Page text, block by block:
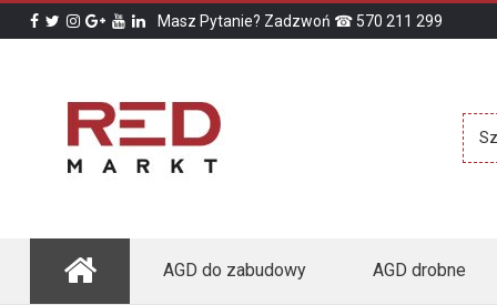
Masz Pytanie? Zadzwoń ☎ 570 211 299
AGD do zabudowy AGD drobne